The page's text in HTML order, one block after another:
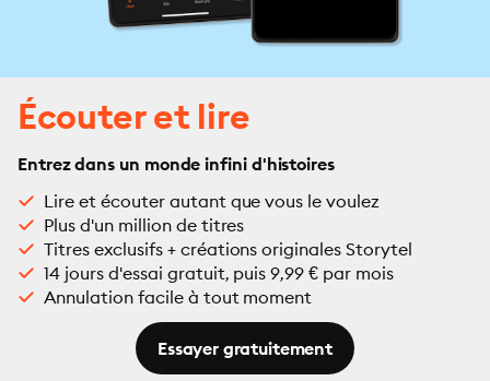
Écouter et lire
Entrez dans un monde infini d'histoires
Lire et écouter autant que vous le voulez
Plus d'un million de titres
Titres exclusifs + créations originales Storytel
14 jours d'essai gratuit, puis 9,99 € par mois
Annulation facile à tout moment
Essayer gratuitement